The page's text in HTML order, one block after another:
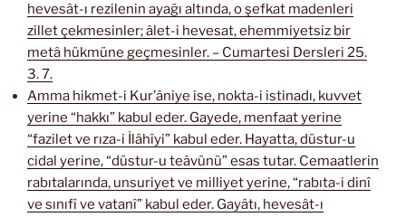
hevesât-ı rezilenin ayağı altında, o şefkat madenleri
zillet çekmesinler; âlet-i hevesat, ehemmiyetsiz bir
metâ hükmüne geçmesinler. – Cumartesi Dersleri 25.
3. 7.
Amma hikmet-i Kur’âniye ise, nokta-i istinadı, kuvvet
yerine “hakkı” kabul eder. Gayede, menfaat yerine
“fazilet ve rıza-i İlâhîyi” kabul eder. Hayatta, düstur-u
cidal yerine, “düstur-u teâvünü” esas tutar. Cemaatlerin
rabıtalarında, unsuriyet ve milliyet yerine, “rabıta-i dinî
ve sınıfî ve vatanî” kabul eder. Gayâtı, hevesât-ı